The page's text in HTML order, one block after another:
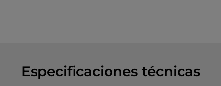
Especificaciones técnicas